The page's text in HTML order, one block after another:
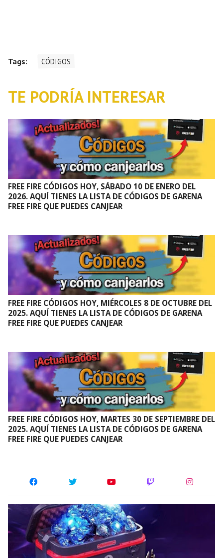
Tags: CÓDIGOS
TE PODRÍA INTERESAR
FREE FIRE CÓDIGOS HOY, SÁBADO 10 DE ENERO DEL
2026. AQUÍ TIENES LA LISTA DE CÓDIGOS DE GARENA
FREE FIRE QUE PUEDES CANJEAR
FREE FIRE CÓDIGOS HOY, MIÉRCOLES 8 DE OCTUBRE DEL
2025. AQUÍ TIENES LA LISTA DE CÓDIGOS DE GARENA
FREE FIRE QUE PUEDES CANJEAR
FREE FIRE CÓDIGOS HOY, MARTES 30 DE SEPTIEMBRE DEL
2025. AQUÍ TIENES LA LISTA DE CÓDIGOS DE GARENA
FREE FIRE QUE PUEDES CANJEAR